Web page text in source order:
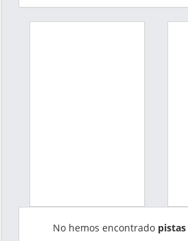
No hemos encontrado